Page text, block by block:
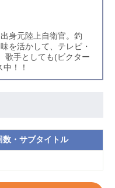
身元陸上自衛官。釣
を活かして、テレビ・
歌手としても(ビクター
！！
数・サブタイトル